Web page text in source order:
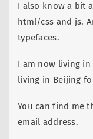
I also know a bit
html/css and js.
typefaces.
I am now living in
living in Beijing
You can find me
email address.